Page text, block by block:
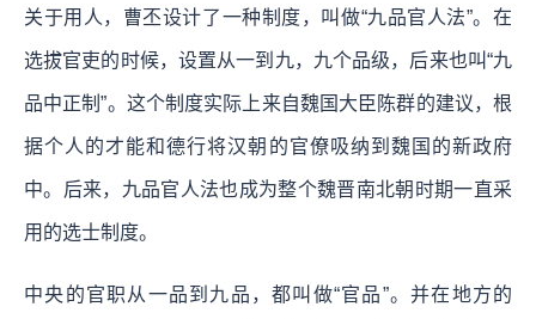
关于用人，曹丕设计了一种制度，叫做“九品官人法”。在
选拔官吏的时候，设置从一到九，九个品级，后来也叫“九
品中正制”。这个制度实际上来自魏国大臣陈群的建议，根
据个人的才能和德行将汉朝的官僚吸纳到魏国的新政府
中。后来，九品官人法也成为整个魏晋南北朝时期一直采
用的选士制度。
中央的官职从一品到九品，都叫做“官品”。并在地方的